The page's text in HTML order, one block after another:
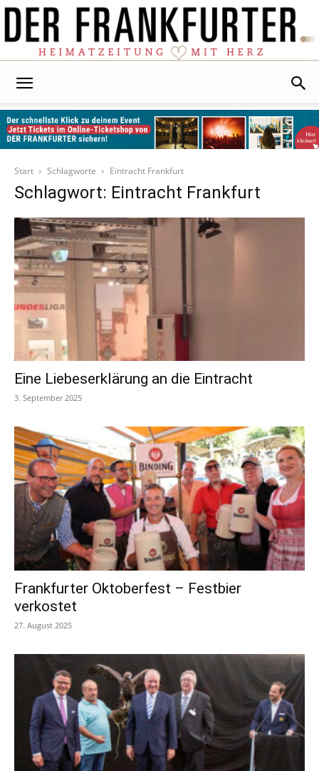
Start
Schlagworte Eintracht Frankfurt
Schlagwort: Eintracht Frankfurt
Eine Liebeserklärung an die Eintracht
3. September 2025
Frankfurter Oktoberfest – Festbier
verkostet
27. August 2025